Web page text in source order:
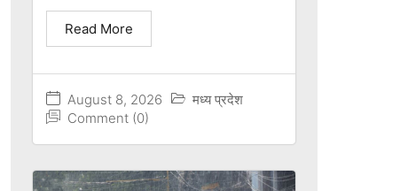
August 8, 2026
मध्य प्रदेश
Comment (0)
Read More